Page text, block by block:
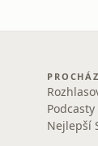
Podcasty
Nejlepší